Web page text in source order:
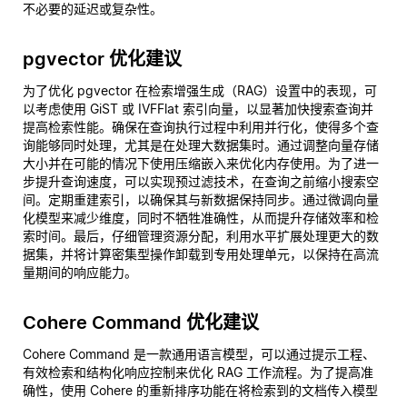
不必要的延迟或复杂性。
pgvector 优化建议
为了优化 pgvector 在检索增强生成（RAG）设置中的表现，可
以考虑使用 GiST 或 IVFFlat 索引向量，以显著加快搜索查询并
提高检索性能。确保在查询执行过程中利用并行化，使得多个查
询能够同时处理，尤其是在处理大数据集时。通过调整向量存储
大小并在可能的情况下使用压缩嵌入来优化内存使用。为了进一
步提升查询速度，可以实现预过滤技术，在查询之前缩小搜索空
间。定期重建索引，以确保其与新数据保持同步。通过微调向量
化模型来减少维度，同时不牺牲准确性，从而提升存储效率和检
索时间。最后，仔细管理资源分配，利用水平扩展处理更大的数
据集，并将计算密集型操作卸载到专用处理单元，以保持在高流
量期间的响应能力。
Cohere Command 优化建议
Cohere Command 是一款通用语言模型，可以通过提示工程、
有效检索和结构化响应控制来优化 RAG 工作流程。为了提高准
确性，使用 Cohere 的重新排序功能在将检索到的文档传入模型